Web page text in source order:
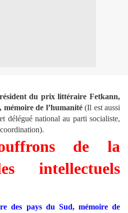
du prix littéraire Fetkann,
mémoire de l’humanité (Il est aussi
délégué national au parti socialiste,
de la
intellectuels
des pays du Sud, mémoire de